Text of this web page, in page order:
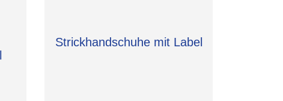
Strickhandschuhe mit Label